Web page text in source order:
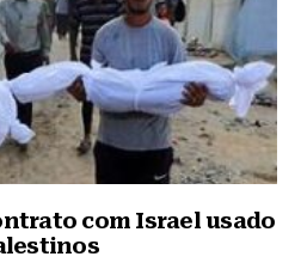
com Israel usado